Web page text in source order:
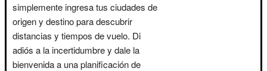
simplemente ingresa tus ciudades de
origen y destino para descubrir
distancias y tiempos de vuelo. Di
adiós a la incertidumbre y dale la
bienvenida a una planificación de